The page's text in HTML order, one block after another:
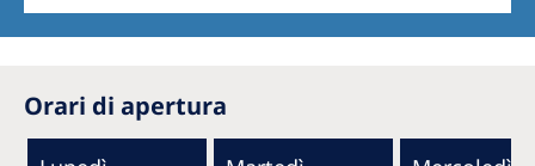
Orari di apertura